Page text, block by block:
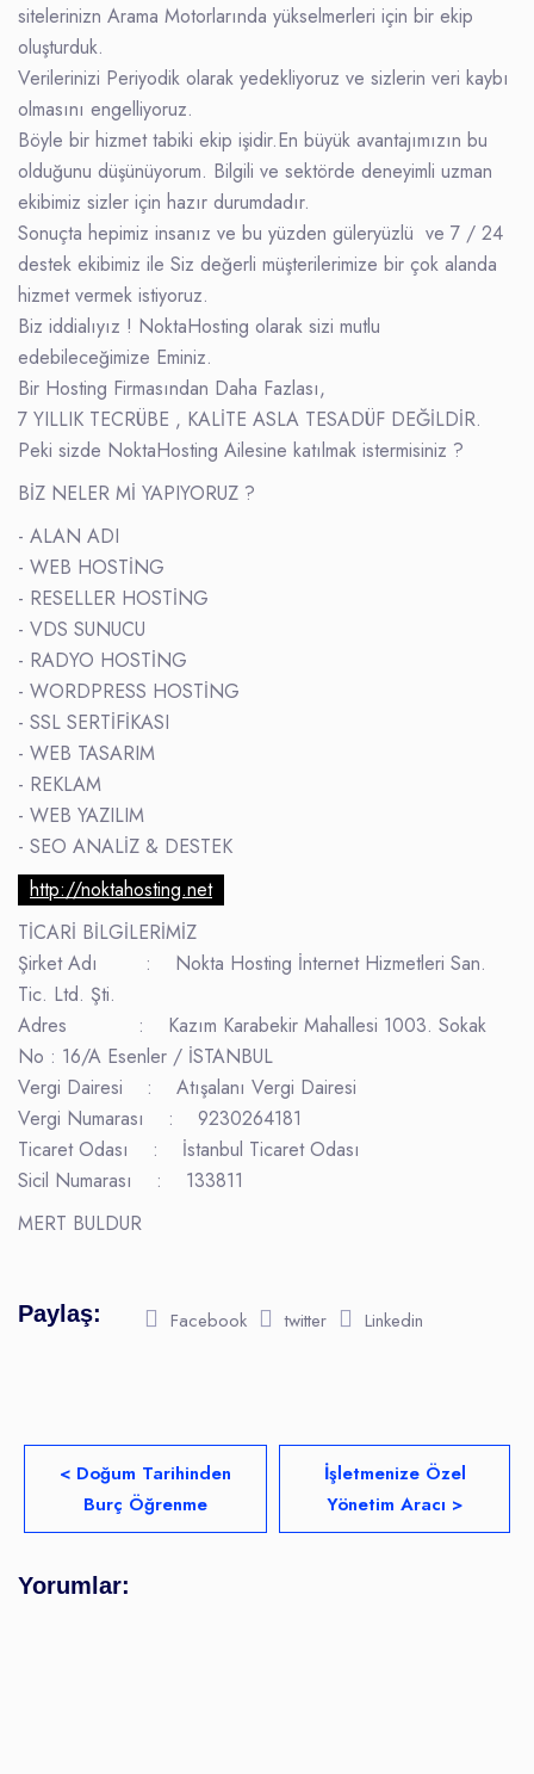
sitelerinizn Arama Motorlarında yükselmerleri için bir ekip
oluşturduk.
Verilerinizi Periyodik olarak yedekliyoruz ve sizlerin veri kaybı
olmasını engelliyoruz.
Böyle bir hizmet tabiki ekip işidir.En büyük avantajımızın bu
olduğunu düşünüyorum. Bilgili ve sektörde deneyimli uzman
ekibimiz sizler için hazır durumdadır.
Sonuçta hepimiz insanız ve bu yüzden güleryüzlü ve 7 / 24
destek ekibimiz ile Siz değerli müşterilerimize bir çok alanda
hizmet vermek istiyoruz.
Biz iddialıyız ! NoktaHosting olarak sizi mutlu
edebileceğimize Eminiz.
Bir Hosting Firmasından Daha Fazlası,
7 YILLIK TECRÜBE , KALİTE ASLA TESADÜF DEĞİLDİR.
Peki sizde NoktaHosting Ailesine katılmak istermisiniz ?
BİZ NELER Mİ YAPIYORUZ ?
- ALAN ADI
- WEB HOSTİNG
- RESELLER HOSTİNG
- VDS SUNUCU
- RADYO HOSTİNG
- WORDPRESS HOSTİNG
- SSL SERTİFİKASI
- WEB TASARIM
- REKLAM
- WEB YAZILIM
- SEO ANALİZ & DESTEK
http://noktahosting.net
TİCARİ BİLGİLERİMİZ
Şirket Adı : Nokta Hosting İnternet Hizmetleri San.
Tic. Ltd. Şti.
Adres : Kazım Karabekir Mahallesi 1003. Sokak
No : 16/A Esenler / İSTANBUL
Vergi Dairesi : Atışalanı Vergi Dairesi
Vergi Numarası : 9230264181
Ticaret Odası : İstanbul Ticaret Odası
Sicil Numarası : 133811
MERT BULDUR
Paylaş: Facebook twitter Linkedin
< Doğum Tarihinden
Burç Öğrenme
İşletmenize Özel
Yönetim Aracı >
Yorumlar: